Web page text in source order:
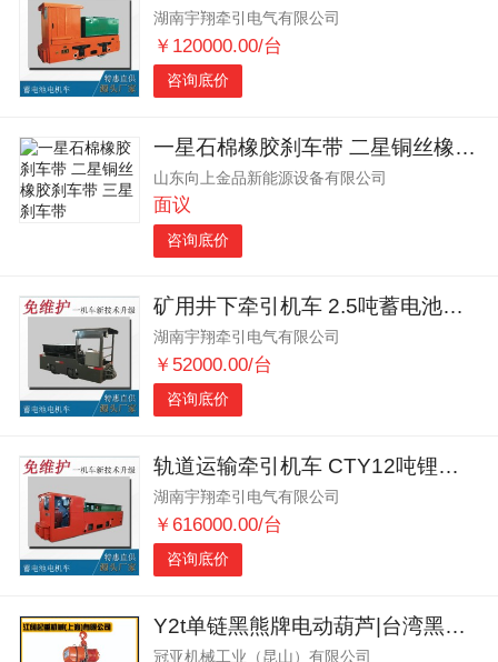
湖南宇翔牵引电气有限公司
￥120000.00/台
咨询底价
一星石棉橡胶刹车带 二星铜丝橡胶刹车带 三星刹车带
山东向上金品新能源设备有限公司
面议
咨询底价
矿用井下牵引机车 2.5吨蓄电池湘潭电机车 电机车厂家供应
湖南宇翔牵引电气有限公司
￥52000.00/台
咨询底价
轨道运输牵引机车 CTY12吨锂电蓄电池电机车 矿用电瓶机车
湖南宇翔牵引电气有限公司
￥616000.00/台
咨询底价
Y2t单链黑熊牌电动葫芦|台湾黑熊电动葫芦|带上下限位器
冠亚机械工业（昆山）有限公司